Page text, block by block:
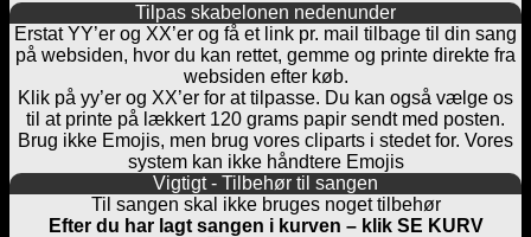
Tilpas skabelonen nedenunder
Erstat YY’er og XX’er og få et link pr. mail tilbage til din sang
på websiden, hvor du kan rettet, gemme og printe direkte fra
websiden efter køb.
Klik på yy’er og XX’er for at tilpasse. Du kan også vælge os
til at printe på lækkert 120 grams papir sendt med posten.
Brug ikke Emojis, men brug vores cliparts i stedet for. Vores
system kan ikke håndtere Emojis
Vigtigt - Tilbehør til sangen
Til sangen skal ikke bruges noget tilbehør
Efter du har lagt sangen i kurven – klik SE KURV